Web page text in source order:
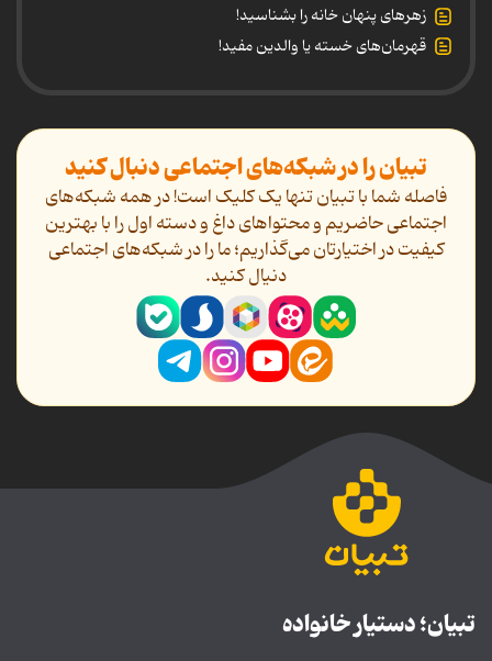
زهرهای پنهان خانه را بشناسید!
قهرمان‌های خسته یا والدین مفید!
تبیان را در شبکه‌های اجتماعی دنبال کنید
فاصله شما با تبیان تنها یک کلیک است! در همه شبکه‌های
اجتماعی حاضریم و محتواهای داغ و دسته اول را با بهترین
کیفیت در اختیارتان می‌گذاریم؛ ما را در شبکه‌های اجتماعی
دنیال کنید.
تبیان؛ دستیار خانواده